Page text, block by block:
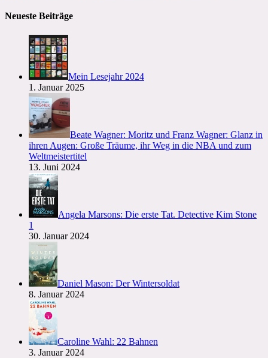
Neueste Beiträge
Mein Lesejahr 2024
1. Januar 2025
Beate Wagner: Moritz und Franz Wagner: Glanz in
ihren Augen: Große Träume, ihr Weg in die NBA und zum
Weltmeistertitel
13. Juni 2024
Angela Marsons: Die erste Tat. Detective Kim Stone
1
30. Januar 2024
Daniel Mason: Der Wintersoldat
8. Januar 2024
Caroline Wahl: 22 Bahnen
3. Januar 2024